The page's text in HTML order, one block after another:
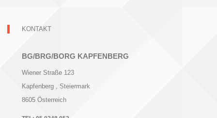
KONTAKT
BG/BRG/BORG KAPFENBERG
Wiener Straße 123
Kapfenberg , Steiermark
8605 Österreich